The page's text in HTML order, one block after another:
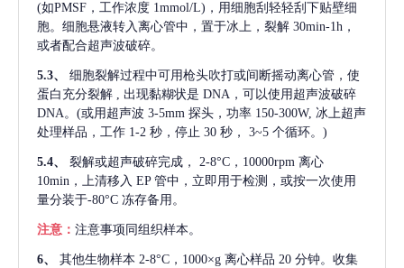
(如PMSF，工作浓度 1mmol/L)，用细胞刮轻轻刮下贴壁细
胞。细胞悬液转入离心管中，置于冰上，裂解 30min-1h，
或者配合超声波破碎。
5.3、
细胞裂解过程中可用枪头吹打或间断摇动离心管，使
蛋白充分裂解 , 出现黏糊状是 DNA，可以使用超声波破碎
DNA。(或用超声波 3-5mm 探头，功率 150-300W, 冰上超声
处理样品，工作 1-2 秒，停止 30 秒， 3~5 个循环。)
5.4、 裂解或超声破碎完成，
2-8°C，10000rpm 离心
10min，上清移入 EP 管中，立即用于检测，或按一次使用
量分装于-80°C 冻存备用。
注意： 注意事项同组织样本。
6、 其他生物样本 2-8°C，1000×g 离心样品 20 分钟。收集